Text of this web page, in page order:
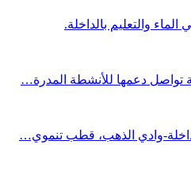
والتعليم بالداخلة.
تواصل دعمها للأنشطة المدرة…
وادي الذهب، قطب تنموي…